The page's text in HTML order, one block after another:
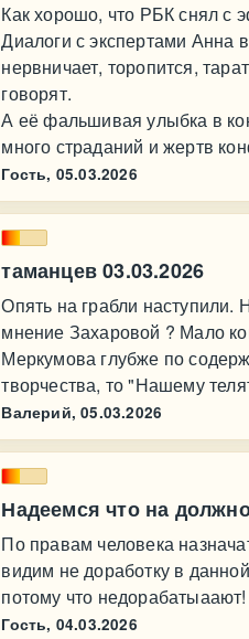
Как хорошо, что РБК снял
Диалоги с экспертами Анна
нервничает, торопится,
говорят.
А её фальшивая улыбка в
много страданий и жертв
Гость, 05.03.2026
таманцев 03.03.2026
Опять на грабли наступили.
мнение Захаровой ? Мало
Меркумова глубже по
творчества, то "Нашему
Валерий, 05.03.2026
Надеемся что на
По правам человека
видим не доработку в
потому что
Гость, 04.03.2026